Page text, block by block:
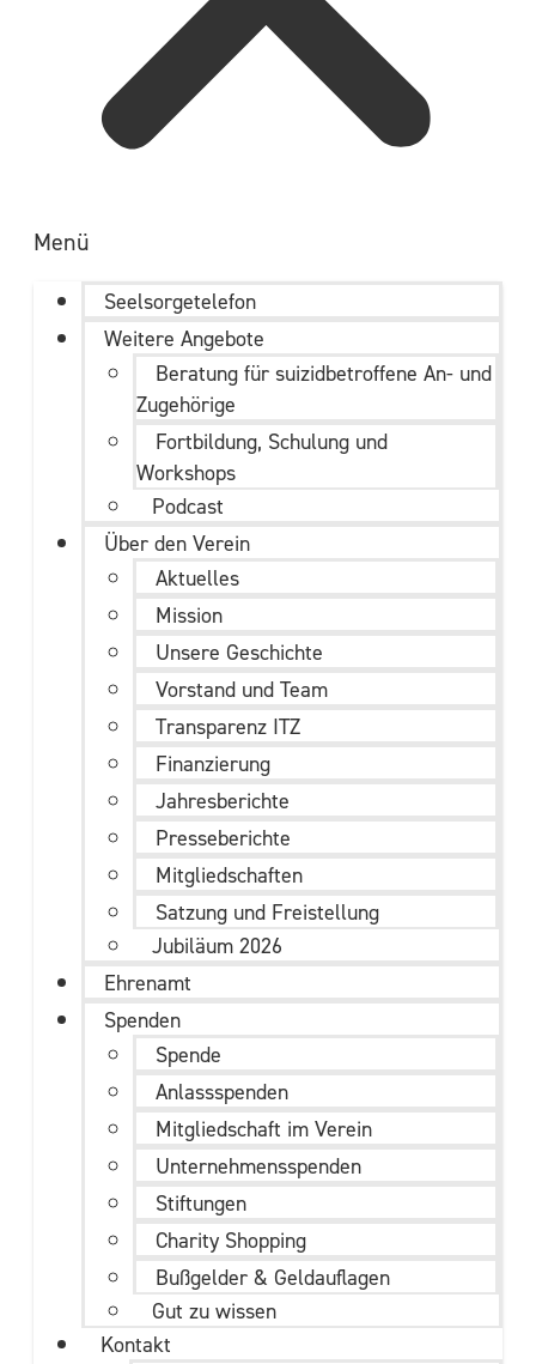
Menü
Seelsorgetelefon
Weitere Angebote
Beratung für suizidbetroffene An- und
Zugehörige
Fortbildung, Schulung und
Workshops
Podcast
Über den Verein
Aktuelles
Mission
Unsere Geschichte
Vorstand und Team
Transparenz ITZ
Finanzierung
Jahresberichte
Presseberichte
Mitgliedschaften
Satzung und Freistellung
Jubiläum 2026
Ehrenamt
Spenden
Spende
Anlassspenden
Mitgliedschaft im Verein
Unternehmens­spenden
Stiftungen
Charity Shopping
Bußgelder & Geldauflagen
Gut zu wissen
Kontakt